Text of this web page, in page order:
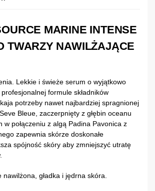
MARINE INTENSE
TWARZY NAWILŻAJĄCE
Lekkie i świeże serum o wyjątkowo
formule składników
potrzeby nawet najbardziej spragnionej
Bleue, zaczerpnięty z głębin oceanu
w połączeniu z algą Padina Pavonica z
zapewnia skórze doskonałe
spójność skóry aby zmniejszyć utratę
nawilżona, gładka i jędrna skóra.